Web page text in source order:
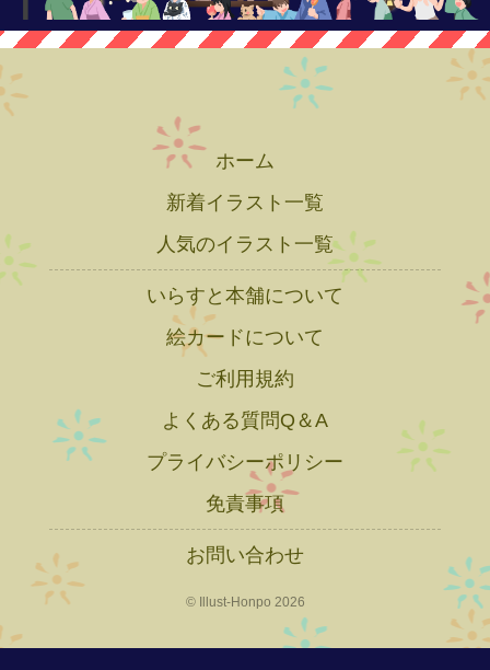
ホーム
新着イラスト一覧
人気のイラスト一覧
いらすと本舗について
絵カードについて
ご利用規約
よくある質問Q＆A
プライバシーポリシー
免責事項
お問い合わせ
© Illust-Honpo 2026